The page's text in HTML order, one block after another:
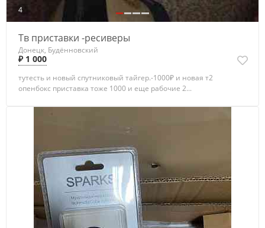
4
Тв приставки -ресиверы
Донецк, Будённовский
₽ 1 000
тутесть и новый спутниковый тайгер.-1000₽ и новая т2
опенбокс приставка тоже 1000 и еще рабочие 2...